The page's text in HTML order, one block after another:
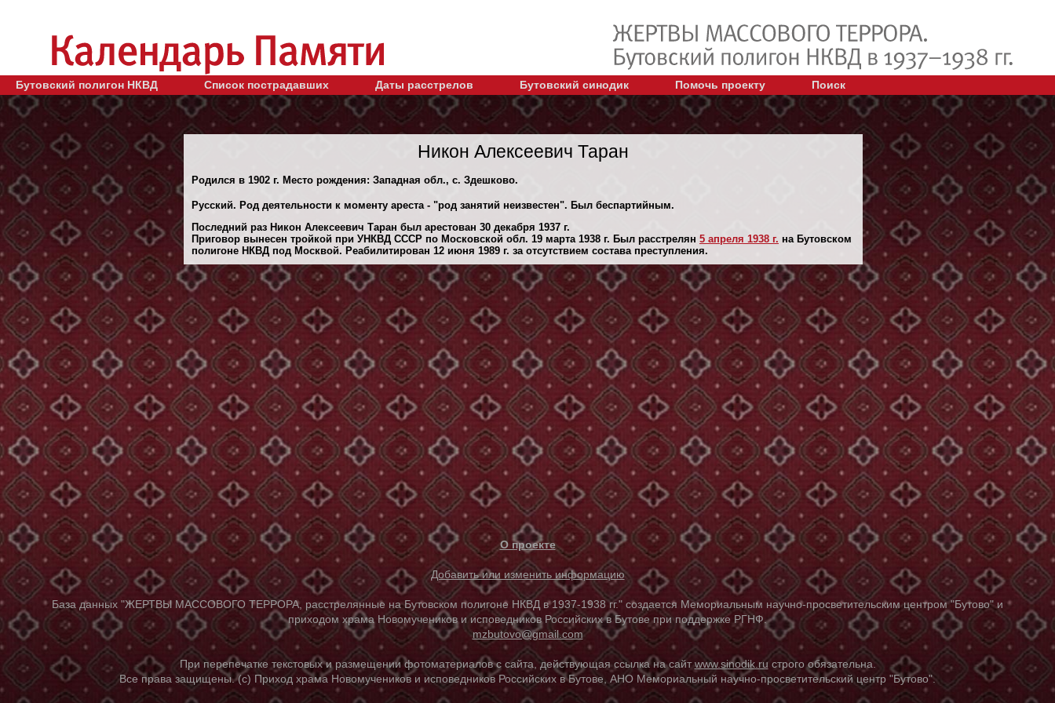
Бутовский полигон НКВД Список пострадавших Даты расстрелов Бутовский синодик Помочь проекту Поиск
Никон Алексеевич Таран
Родился в 1902 г. Место рождения: Западная обл., с. Здешково.
Русский. Род деятельности к моменту ареста - "род занятий неизвестен". Был беспартийным.
Последний раз Никон Алексеевич Таран был арестован 30 декaбря 1937 г.
Приговор вынесен тройкой при УНКВД СССР по Московской обл. 19 марта 1938 г. Был расстрелян 5 апреля 1938 г. на Бутовском
полигоне НКВД под Москвой. Реабилитирован 12 июня 1989 г. за отсутствием состава преступления.
О проекте
Добавить или изменить информацию
База данных "ЖЕРТВЫ МАССОВОГО ТЕРРОРА, расстрелянные на Бутовском полигоне НКВД в 1937-1938 гг." создается Мемориальным научно-просветительским центром "Бутово" и
приходом храма Новомучеников и исповедников Российских в Бутове при поддержке РГНФ.
mzbutovo@gmail.com
При перепечатке текстовых и размещении фотоматериалов с сайта, действующая ссылка на сайтwww.sinodik.ru строго обязательна.
Все права защищены. (с) Приход храма Новомучеников и исповедников Российских в Бутове, АНО Мемориальный научно-просветительский центр "Бутово".